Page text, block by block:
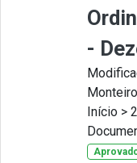
-
Início >